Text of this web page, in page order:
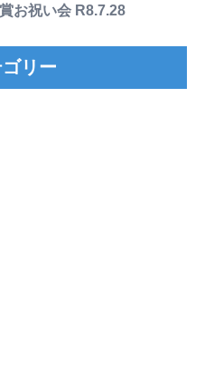
お祝い会 R8.7.28
リー